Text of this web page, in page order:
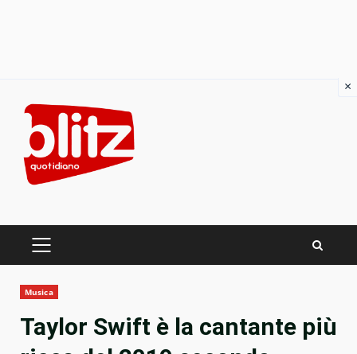
content
PRIMARY
Musica
Taylor Swift è la cantante più
×